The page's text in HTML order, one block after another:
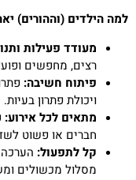
למה הילדים (וההורים)
מעודד פעילות
רצים, מחפשים
פיתוח חשיבה:
ויכולת פתרון בעיות.
מתאים לכל אירוע:
חברים או פשוט
קל לתפעול:
מסלול מכשולים